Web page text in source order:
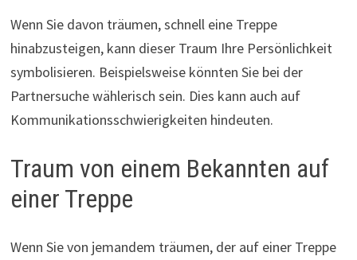
Wenn Sie davon träumen, schnell eine Treppe
hinabzusteigen, kann dieser Traum Ihre Persönlichkeit
symbolisieren. Beispielsweise könnten Sie bei der
Partnersuche wählerisch sein. Dies kann auch auf
Kommunikationsschwierigkeiten hindeuten.
Traum von einem Bekannten auf
einer Treppe
Wenn Sie von jemandem träumen, der auf einer Treppe